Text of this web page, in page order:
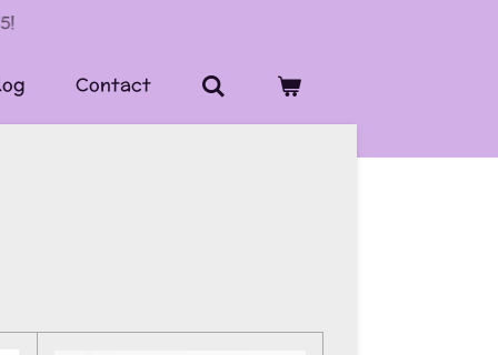
Contact